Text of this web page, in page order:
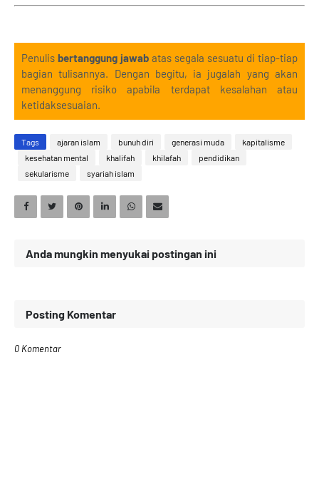
Penulis bertanggung jawab atas segala sesuatu di tiap-tiap
bagian tulisannya. Dengan begitu, ia jugalah yang akan
menanggung risiko apabila terdapat kesalahan atau
ketidaksesuaian.
Tags ajaran islam bunuh diri generasi muda
kapitalisme
kesehatan mental
khalifah khilafah
pendidikan
sekularisme
syariah islam
Anda mungkin menyukai postingan ini
Posting Komentar
0 Komentar